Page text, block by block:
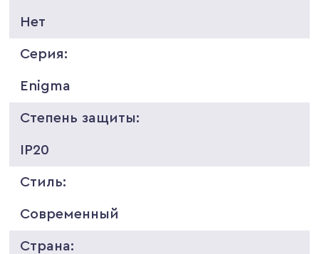
Нет
Серия:
Enigma
Степень защиты:
IP20
Стиль:
Современный
Страна: